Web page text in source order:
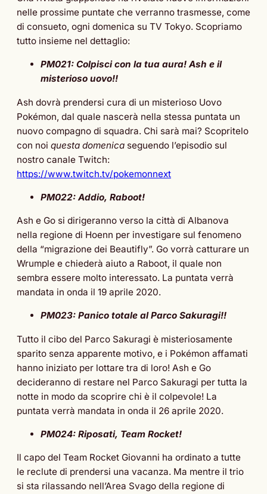
nelle prossime puntate che verranno trasmesse, come
di consueto, ogni domenica su TV Tokyo. Scopriamo
tutto insieme nel dettaglio:
PM021: Colpisci con la tua aura! Ash e il
misterioso uovo!!
Ash dovrà prendersi cura di un misterioso Uovo
Pokémon, dal quale nascerà nella stessa puntata un
nuovo compagno di squadra. Chi sarà mai? Scopritelo
con noi questa domenica seguendo l’episodio sul
nostro canale Twitch:
https://www.twitch.tv/pokemonnext
PM022: Addio, Raboot!
Ash e Go si dirigeranno verso la città di Albanova
nella regione di Hoenn per investigare sul fenomeno
della “migrazione dei Beautifly”. Go vorrà catturare un
Wrumple e chiederà aiuto a Raboot, il quale non
sembra essere molto interessato. La puntata verrà
mandata in onda il 19 aprile 2020.
PM023: Panico totale al Parco Sakuragi!!
Tutto il cibo del Parco Sakuragi è misteriosamente
sparito senza apparente motivo, e i Pokémon affamati
hanno iniziato per lottare tra di loro! Ash e Go
decideranno di restare nel Parco Sakuragi per tutta la
notte in modo da scoprire chi è il colpevole! La
puntata verrà mandata in onda il 26 aprile 2020.
PM024: Riposati, Team Rocket!
Il capo del Team Rocket Giovanni ha ordinato a tutte
le reclute di prendersi una vacanza. Ma mentre il trio
si sta rilassando nell’Area Svago della regione di